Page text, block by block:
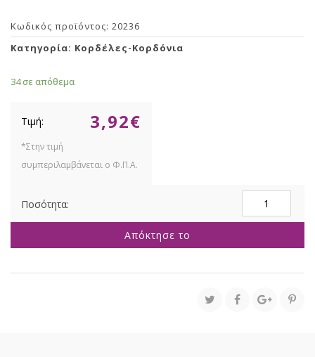
Κωδικός προϊόντος: 20236
Κατηγορία: Κορδέλες-Κορδόνια
34 σε απόθεμα
3,92€
ΚΟΡΔΕΛΑ
1,5ΕΚΧ50Μ
ΟΨΗΣ
Απόκτησε το